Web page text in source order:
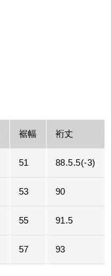
裾幅 裄丈
51 88.5.5(-3)
53 90
55 91.5
57 93